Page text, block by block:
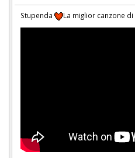
Stupenda La miglior canzone di